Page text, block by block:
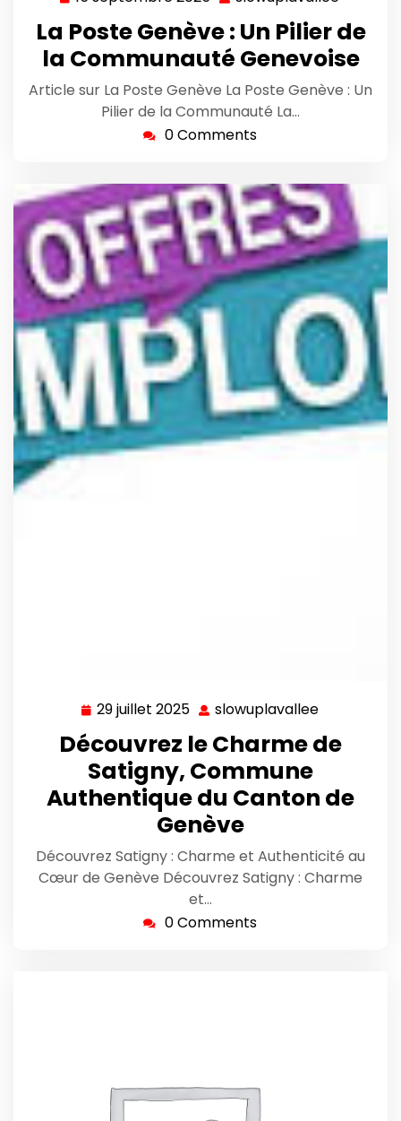
septembre
2025
La Poste Genève : Un Pilier de
la Communauté Genevoise
Article sur La Poste Genève La Poste Genève : Un
Pilier de la Communauté La…
0 Comments
29 juillet 2025 29
juillet
2025
slowuplavallee
Découvrez le Charme de
Satigny, Commune
Authentique du Canton de
Genève
Découvrez Satigny : Charme et Authenticité au
Cœur de Genève Découvrez Satigny : Charme
et…
0 Comments